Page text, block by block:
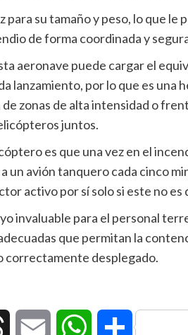
para su tamaño y peso, lo que
de forma coordinada y
aeronave puede cargar el
lanzamiento, por lo que es
zonas de alta intensidad o
juntos.
es que una vez en el
un avión tanquero cada cinco
activo por sí solo si este no es
invaluable para el personal
que permitan la
correctamente desplegado.
Threads Email WhatsAppCompartir